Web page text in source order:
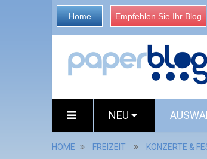
Home Empfehlen Sie Ihr Blog
NEU
HOME FREIZEIT KONZERTE &